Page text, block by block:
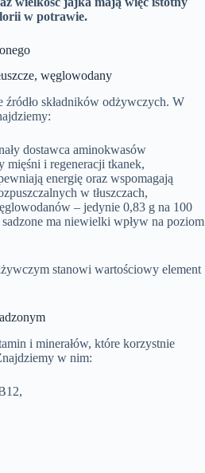
w potrawie.
węglowodany
źródło składników odżywczych. W
dostawca aminokwasów
mięśni i regeneracji tkanek,
energię oraz wspomagają
w tłuszczach,
– jedynie 0,83 g na 100
ma niewielki wpływ na poziom
stanowi wartościowy element
i minerałów, które korzystnie
w nim: